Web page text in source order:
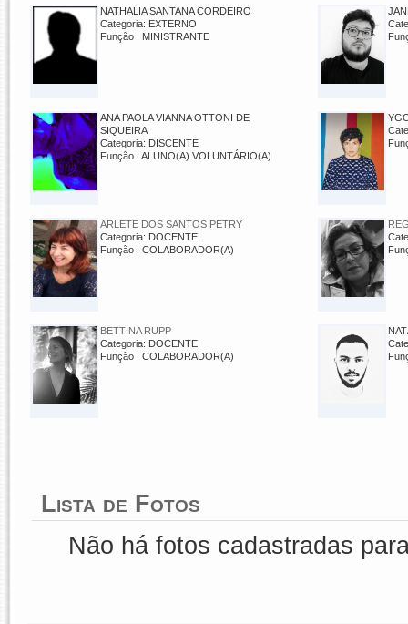
NATHALIA SANTANA CORDEIRO
Categoria: EXTERNO
Função : MINISTRANTE
ANA PAOLA VIANNA OTTONI DE
SIQUEIRA
Categoria: DISCENTE
Função : ALUNO(A) VOLUNTÁRIO(A)
ARLETE DOS SANTOS PETRY
Categoria: DOCENTE
Função : COLABORADOR(A)
BETTINA RUPP
Categoria: DOCENTE
Função : COLABORADOR(A)
Lista de Fotos
Não há fotos cadastradas